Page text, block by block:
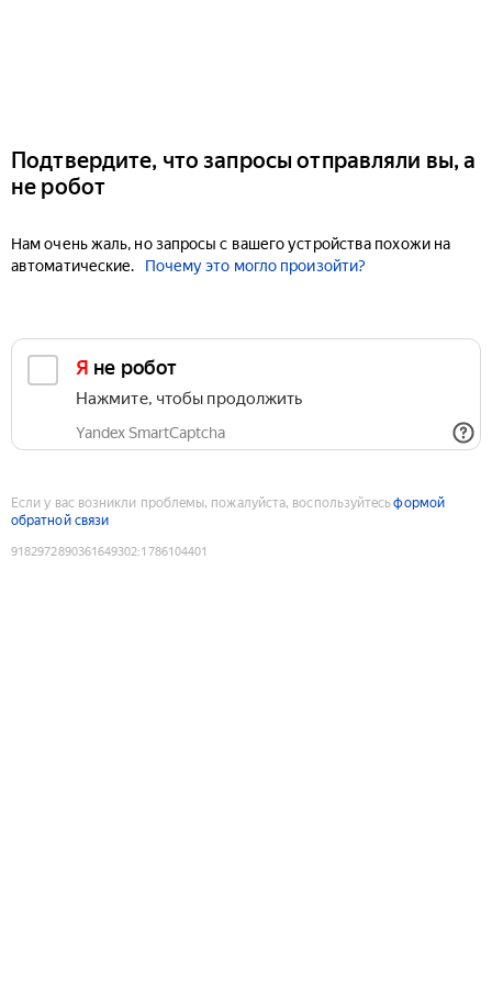
Подтвердите, что запросы отправляли вы, а
не робот
Нам очень жаль, но запросы с вашего устройства похожи на
автоматические.
Почему это могло произойти?
Я не робот
Нажмите, чтобы продолжить
Yandex SmartCaptcha
Если у вас возникли проблемы, пожалуйста, воспользуйтесьформой
обратной связи
9182972890361649302:1786104401